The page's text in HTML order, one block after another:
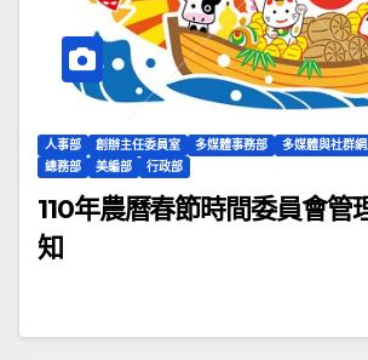
人事部 創辦主任委員室 多媒體事務部 多媒體與社群
總務部
美編部 行政部
110年農曆春節時間委員會管
知